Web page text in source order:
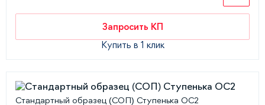
Запросить КП
Купить в 1 клик
Стандартный образец (СОП) Ступенька ОС2